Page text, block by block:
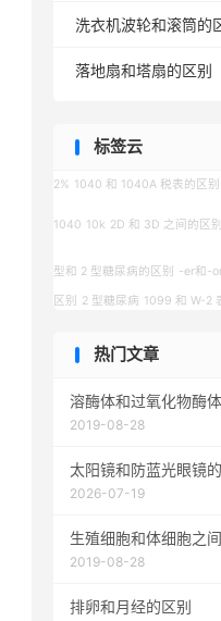
洗衣机波轮和滚筒的
落地扇和塔扇的区别
标签云
2% 1040 和 1040A 税表的区别
1040 10k 2D 和 3D 之间的区别
型和 2 型糖尿病的区别 -er和-
区别 2 型糖尿病 1099 和 W-2
热门文章
溶酶体和过氧化物酶
2019-08-28
太阳镜和防蓝光眼镜
2026-07-19
生殖细胞和体细胞之
2019-08-28
排卵和月经的区别